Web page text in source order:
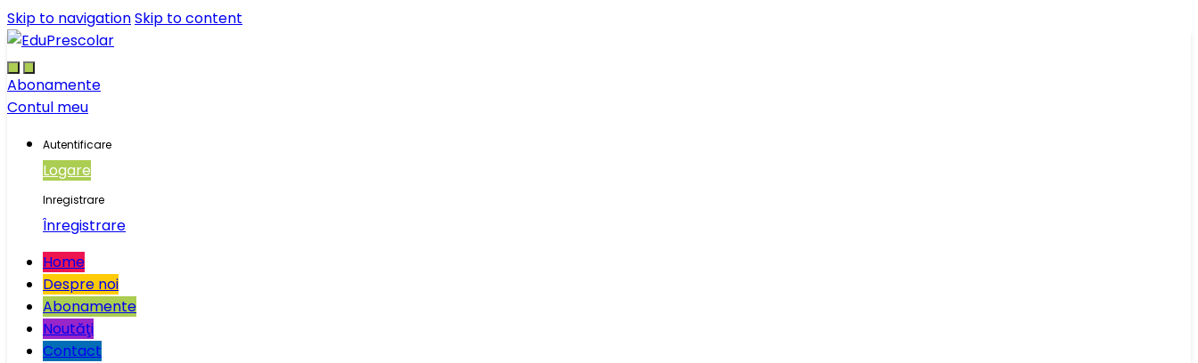
Skip to navigationSkip to content
Abonamente
Contul meu
Autentificare
Logare
Inregistrare
Înregistrare
Home
Despre noi
Abonamente
Noutăţi
Contact